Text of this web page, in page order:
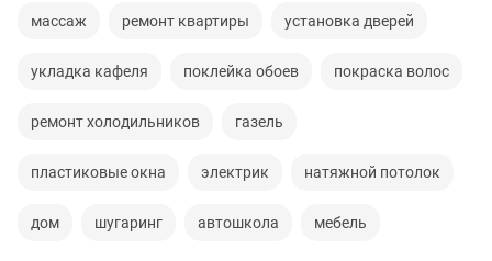
массаж ремонт квартиры установка дверей
укладка кафеля поклейка обоев покраска волос
ремонт холодильников газель
пластиковые окна электрик натяжной потолок
дом шугаринг автошкола мебель